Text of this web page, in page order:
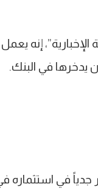
إنه
جدياً في